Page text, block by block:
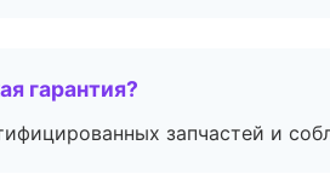
гарантия?
запчастей и